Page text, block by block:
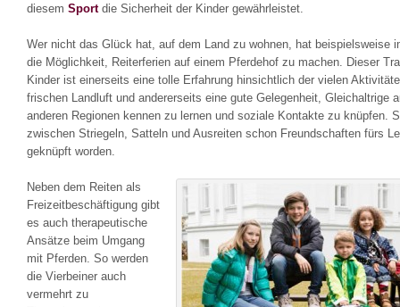
diesem Sportdie Sicherheit der Kinder gewährleistet.
Wer nicht das Glück hat, auf dem Land zu wohnen, hat beispielsweise
die Möglichkeit, Reiterferien auf einem Pferdehof zu machen. Dieser
Kinder ist einerseits eine tolle Erfahrung hinsichtlich der vielen
frischen Landluft und andererseits eine gute Gelegenheit, Gleichaltrige
anderen Regionen kennen zu lernen und soziale Kontakte zu knüpfen.
zwischen Striegeln, Satteln und Ausreiten schon Freundschaften fürs
geknüpft worden.
Neben dem Reiten als
Freizeitbeschäftigung gibt
es auch therapeutische
Ansätze beim Umgang
mit Pferden. So werden
die Vierbeiner auch
vermehrt zu